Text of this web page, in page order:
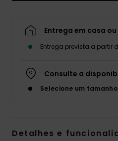
Entrega em casa
Entrega prevista a partir
Consulte a
Selecione um tamanho
Detalhes e